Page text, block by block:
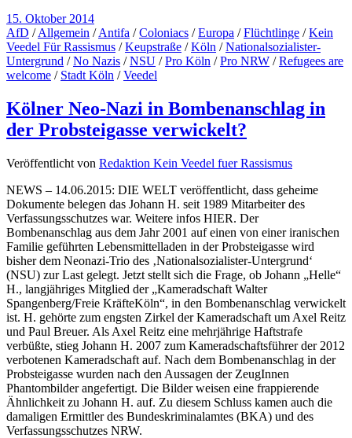
15. Oktober 2014
AfD /Allgemein /Antifa /Coloniacs /Europa /Flüchtlinge /Kein
Veedel Für Rassismus /Keupstraße /Köln /Nationalsozialister-
Untergrund /No Nazis /NSU /Pro Köln /Pro NRW /Refugees are
welcome / Stadt Köln /Veedel
Kölner Neo-Nazi in Bombenanschlag in
der Probsteigasse verwickelt?
Veröffentlicht von Redaktion Kein Veedel fuer Rassismus
NEWS – 14.06.2015: DIE WELT veröffentlicht, dass geheime
Dokumente belegen das Johann H. seit 1989 Mitarbeiter des
Verfassungsschutzes war. Weitere infos HIER. Der
Bombenanschlag aus dem Jahr 2001 auf einen von einer iranischen
Familie geführten Lebensmittelladen in der Probsteigasse wird
bisher dem Neonazi-Trio des ‚Nationalsozialister-Untergrund‘
(NSU) zur Last gelegt. Jetzt stellt sich die Frage, ob Johann „Helle“
H., langjähriges Mitglied der „Kameradschaft Walter
Spangenberg/Freie KräfteKöln“, in den Bombenanschlag verwickelt
ist. H. gehörte zum engsten Zirkel der Kameradschaft um Axel Reitz
und Paul Breuer. Als Axel Reitz eine mehrjährige Haftstrafe
verbüßte, stieg Johann H. 2007 zum Kameradschaftsführer der 2012
verbotenen Kameradschaft auf. Nach dem Bombenanschlag in der
Probsteigasse wurden nach den Aussagen der ZeugInnen
Phantombilder angefertigt. Die Bilder weisen eine frappierende
Ähnlichkeit zu Johann H. auf. Zu diesem Schluss kamen auch die
damaligen Ermittler des Bundeskriminalamtes (BKA) und des
Verfassungsschutzes NRW.